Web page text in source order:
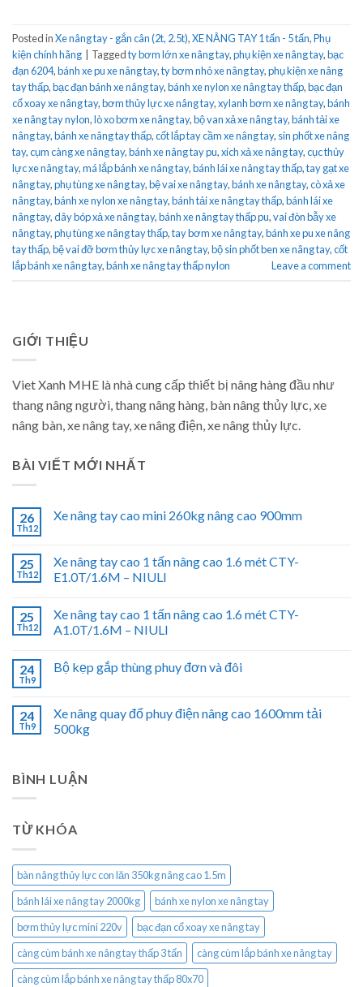
Posted inXe nâng tay - gắn cân (2t, 2.5t),XE NÂNG TAY 1 tấn - 5 tấn,Phụ
kiện chính hãng
Taggedty bơm lớn xe nâng tay,phụ kiện xe nâng tay,bạc
đạn 6204,bánh xe pu xe nâng tay,ty bơm nhỏ xe nâng tay,phụ kiện xe nâng
tay thấp,bạc đạn bánh xe nâng tay,bánh xe nylon xe nâng tay thấp,bạc đạn
cổ xoay xe nâng tay,bơm thủy lực xe nâng tay,xylanh bơm xe nâng tay,bánh
xe nâng tay nylon,lò xo bơm xe nâng tay,bộ van xả xe nâng tay,bánh tải xe
nâng tay,bánh xe nâng tay thấp,cốt lắp tay cầm xe nâng tay, sin phốt xe nâng
tay,cụm càng xe nâng tay,bánh xe nâng tay pu,xích xả xe nâng tay,cục thủy
lực xe nâng tay,má lắp bánh xe nâng tay,bánh lái xe nâng tay thấp,tay gạt xe
nâng tay,phụ tùng xe nâng tay,bệ vai xe nâng tay,bánh xe nâng tay,cò xả xe
nâng tay,bánh xe nylon xe nâng tay,bánh tải xe nâng tay thấp,bánh lái xe
nâng tay,dây bóp xả xe nâng tay,bánh xe nâng tay thấp pu,vai đòn bẫy xe
nâng tay,phụ tùng xe nâng tay thấp,tay bơm xe nâng tay,bánh xe pu xe nâng
tay thấp,bệ vai đỡ bơm thủy lực xe nâng tay,bộ sin phốt ben xe nâng tay,cốt
lắp bánh xe nâng tay,bánh xe nâng tay thấp nylon Leave a comment
GIỚI THIỆU
Viet Xanh MHE là nhà cung cấp thiết bị nâng hàng đầu như
thang nâng người, thang nâng hàng, bàn nâng thủy lực, xe
nâng bàn, xe nâng tay, xe nâng điện, xe nâng thủy lực.
BÀI VIẾT MỚI NHẤT
26
Th12
Xe nâng tay cao mini 260kg nâng cao 900mm
25
Th12
Xe nâng tay cao 1 tấn nâng cao 1.6 mét CTY-
E1.0T/1.6M – NIULI
25
Th12
Xe nâng tay cao 1 tấn nâng cao 1.6 mét CTY-
A1.0T/1.6M – NIULI
24
Th9
Bộ kẹp gắp thùng phuy đơn và đôi
24
Th9
Xe nâng quay đổ phuy điện nâng cao 1600mm tải
500kg
BÌNH LUẬN
TỪ KHÓA
bàn nâng thủy lực con lăn 350kg nâng cao 1.5m
bánh lái xe nâng tay 2000kg
bánh xe nylon xe nâng tay
bơm thủy lực mini 220v
bạc đạn cổ xoay xe nâng tay
càng cùm bánh xe nâng tay thấp 3 tấn
càng cùm lắp bánh xe nâng tay
càng cùm lắp bánh xe nâng tay thấp 80x70